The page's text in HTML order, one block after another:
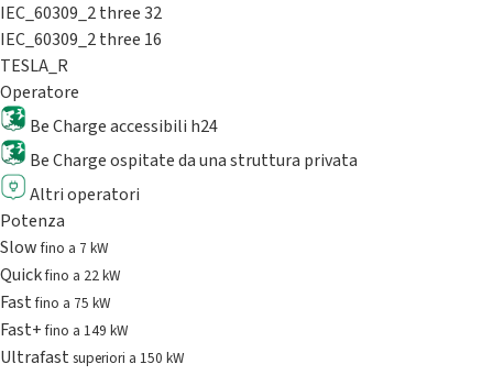
IEC_60309_2 three 32
IEC_60309_2 three 16
TESLA_R
Operatore
Be Charge accessibili h24
Be Charge ospitate da una struttura privata
Altri operatori
Potenza
Slowfino a 7 kW
Quickfino a 22 kW
Fastfino a 75 kW
Fast+fino a 149 kW
Ultrafast superiori a 150 kW